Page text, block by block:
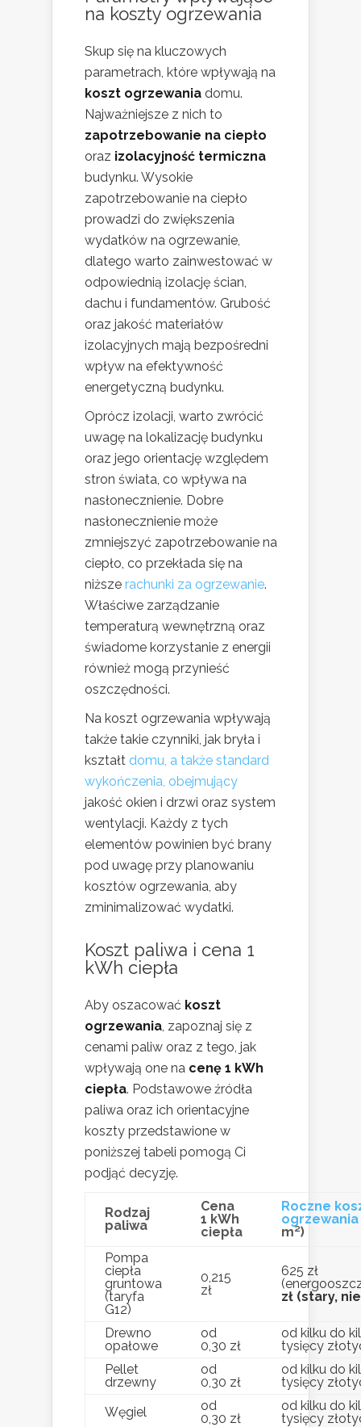
na koszty ogrzewania
Skup się na kluczowych
parametrach, które wpływają na
koszt ogrzewania domu.
Najważniejsze z nich to
zapotrzebowanie na ciepło
oraz izolacyjność termiczna
budynku. Wysokie
zapotrzebowanie na ciepło
prowadzi do zwiększenia
wydatków na ogrzewanie,
dlatego warto zainwestować w
odpowiednią izolację ścian,
dachu i fundamentów. Grubość
oraz jakość materiałów
izolacyjnych mają bezpośredni
wpływ na efektywność
energetyczną budynku.
Oprócz izolacji, warto zwrócić
uwagę na lokalizację budynku
oraz jego orientację względem
stron świata, co wpływa na
nasłonecznienie. Dobre
nasłonecznienie może
zmniejszyć zapotrzebowanie na
ciepło, co przekłada się na
niższe rachunki za ogrzewanie.
Właściwe zarządzanie
temperaturą wewnętrzną oraz
świadome korzystanie z energii
również mogą przynieść
oszczędności.
Na koszt ogrzewania wpływają
także takie czynniki, jak bryła i
kształt domu, a także standard
wykończenia, obejmujący
jakość okien i drzwi oraz system
wentylacji. Każdy z tych
elementów powinien być brany
pod uwagę przy planowaniu
kosztów ogrzewania, aby
zminimalizować wydatki.
Koszt paliwa i cena 1
kWh ciepła
Aby oszacować koszt
ogrzewania, zapoznaj się z
cenami paliw oraz z tego, jak
wpływają one na cenę 1 kWh
ciepła. Podstawowe źródła
paliwa oraz ich orientacyjne
koszty przedstawione w
poniższej tabeli pomogą Ci
podjąć decyzję.
Rodzaj
paliwa
Cena
1 kWh
ciepła
Roczne
ogrzewania
m²)
Pompa
ciepła
gruntowa
(taryfa
G12)
0,215
zł
625 zł
zł (stary,
Drewno
opałowe
od
0,30 zł
od kilku do
tysięcy
Pellet
drzewny
od
0,30 zł
od kilku do
tysięcy
Węgiel
od
0,30 zł
od kilku do
tysięcy